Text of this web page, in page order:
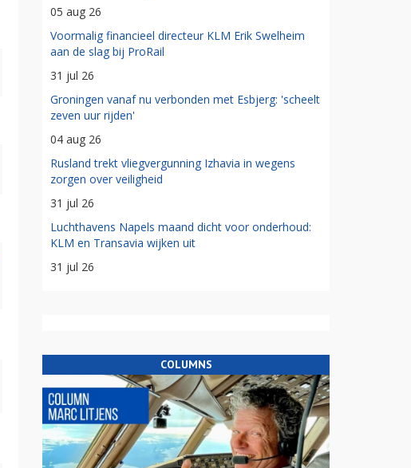
05 aug 26
Voormalig financieel directeur KLM Erik Swelheim
aan de slag bij ProRail
31 jul 26
Groningen vanaf nu verbonden met Esbjerg: 'scheelt
zeven uur rijden'
04 aug 26
Rusland trekt vliegvergunning Izhavia in wegens
zorgen over veiligheid
31 jul 26
Luchthavens Napels maand dicht voor onderhoud:
KLM en Transavia wijken uit
31 jul 26
COLUMNS